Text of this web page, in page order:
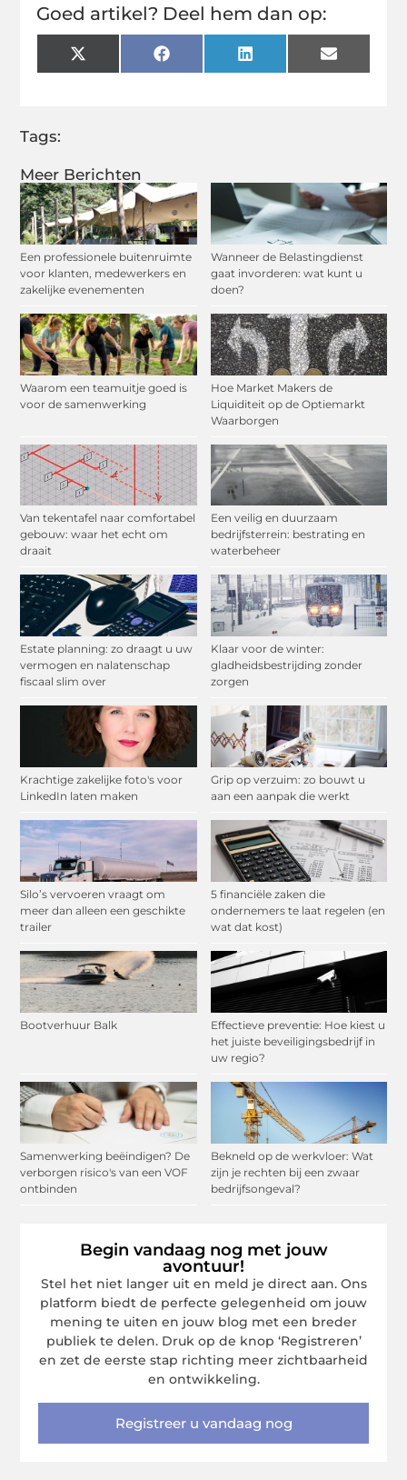
Meer Berichten
Een professionele buitenruimte
voor klanten, medewerkers en
zakelijke evenementen
Wanneer de Belastingdienst
gaat invorderen: wat kunt u
doen?
Waarom een teamuitje goed is
voor de samenwerking
Hoe Market Makers de
Liquiditeit op de Optiemarkt
Waarborgen
Van tekentafel naar comfortabel
gebouw: waar het echt om
draait
Een veilig en duurzaam
bedrijfsterrein: bestrating en
waterbeheer
Estate planning: zo draagt u uw
vermogen en nalatenschap
fiscaal slim over
Klaar voor de winter:
gladheidsbestrijding zonder
zorgen
Krachtige zakelijke foto's voor
LinkedIn laten maken
Grip op verzuim: zo bouwt u
aan een aanpak die werkt
Silo’s vervoeren vraagt om
meer dan alleen een geschikte
trailer
5 financiële zaken die
ondernemers te laat regelen (en
wat dat kost)
Bootverhuur Balk
Effectieve preventie: Hoe kiest u
het juiste beveiligingsbedrijf in
uw regio?
Samenwerking beëindigen? De
verborgen risico's van een VOF
ontbinden
Bekneld op de werkvloer: Wat
zijn je rechten bij een zwaar
bedrijfsongeval?
Begin vandaag nog met jouw
avontuur!
Stel het niet langer uit en meld je direct aan. Ons
platform biedt de perfecte gelegenheid om jouw
mening te uiten en jouw blog met een breder
publiek te delen. Druk op de knop ‘Registreren’
en zet de eerste stap richting meer zichtbaarheid
en ontwikkeling.
Registreer u vandaag nog
Goed artikel? Deel hem dan op:
X
(Twitter)
Facebook LinkedIn Email
Tags: